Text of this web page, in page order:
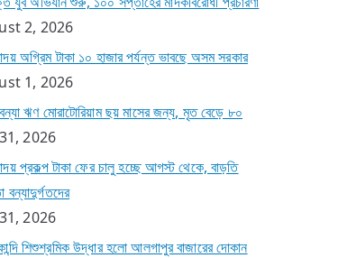
2, 2026
অগ্রিম টাকা ১০ হাজার পর্যন্ত ভাবছে অসম সরকার
1, 2026
ঋণ মোরাটোরিয়াম ছয় মাসের জন্য, মৃত বেড়ে ৮০
2026
প্রকল্প টাকা ফের চালু হচ্ছে আগস্ট থেকে, বাড়তি
বন্যাদুর্গতদের
2026
শিশুশ্রমিক উদ্ধার হলো আলগাপুর বাজারের দোকান